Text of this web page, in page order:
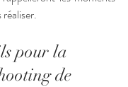
réaliser.
pour la
de